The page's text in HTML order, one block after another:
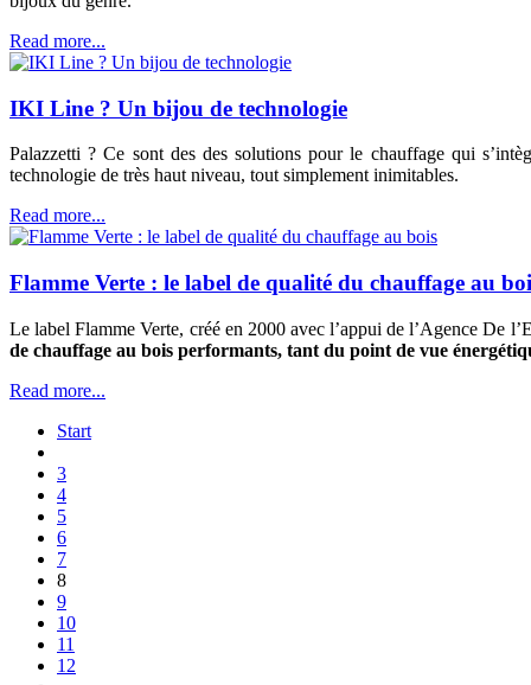
Read more...
IKI Line ? Un bijou de technologie
Palazzetti ? Ce sont des des solutions pour le chauffage qui
technologie de très haut niveau, tout simplement inimitables.
Read more...
Flamme Verte : le label de qualité du chauffage au
Le label Flamme Verte, créé en 2000 avec l’appui de l’Agence De
de chauffage au bois performants, tant du point de vue
Read more...
Start
3
4
5
6
7
8
9
10
11
12